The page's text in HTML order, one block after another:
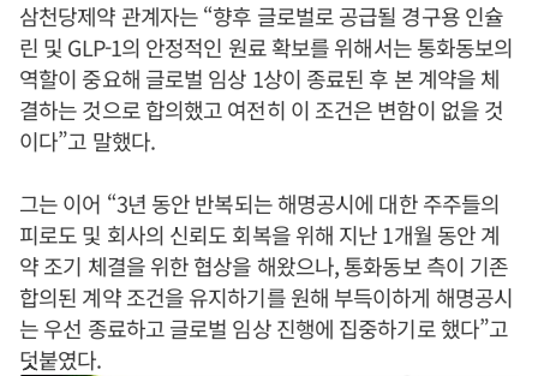
삼천당제약 관계자는 “향후 글로벌로 공급될 경구용 인슐
린 및 GLP-1의 안정적인 원료 확보를 위해서는 통화동보의
역할이 중요해 글로벌 임상 1상이 종료된 후 본 계약을 체
결하는 것으로 합의했고 여전히 이 조건은 변함이 없을 것
이다”고 말했다.
그는 이어 “3년 동안 반복되는 해명공시에 대한 주주들의
피로도 및 회사의 신뢰도 회복을 위해 지난 1개월 동안 계
약 조기 체결을 위한 협상을 해왔으나, 통화동보 측이 기존
합의된 계약 조건을 유지하기를 원해 부득이하게 해명공시
는 우선 종료하고 글로벌 임상 진행에 집중하기로 했다”고
덧붙였다.